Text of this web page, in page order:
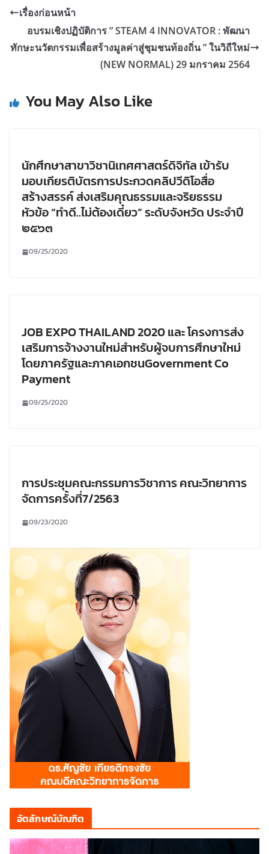
เรื่องก่อนหน้า
อบรมเชิงปฏิบัติการ ” STEAM 4 INNOVATOR : พัฒนา
ทักษะนวัตกรรมเพื่อสร้างมูลค่าสู่ชุมชนท้องถิ่น ” ในวิถีใหม่
(NEW NORMAL) 29 มกราคม 2564
You May Also Like
นักศึกษาสาขาวิชานิเทศศาสตร์ดิจิทัล เข้ารับ
มอบเกียรติบัตรการประกวดคลิปวีดิโอสื่อ
สร้างสรรค์ ส่งเสริมคุณธรรมและจริยธรรม
หัวข้อ “ทำดี..ไม่ต้องเดี๋ยว” ระดับจังหวัด ประจำปี
๒๕๖๓
09/25/2020
JOB EXPO THAILAND 2020 และ โครงการส่ง
เสริมการจ้างงานใหม่สำหรับผู้จบการศึกษาใหม่
โดยภาครัฐและภาคเอกชนGovernment Co
Payment
09/25/2020
การประชุมคณะกรรมการวิชาการ คณะวิทยาการ
จัดการครั้งที่7/2563
09/23/2020
อัตลักษณ์บัณฑิต